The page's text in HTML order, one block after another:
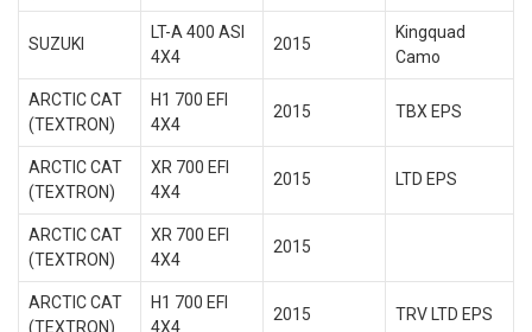
SUZUKI
LT-A 400 ASI
4X4
2015
Kingquad
Camo
ARCTIC CAT
(TEXTRON)
H1 700 EFI
4X4
2015 TBX EPS
ARCTIC CAT
(TEXTRON)
XR 700 EFI
4X4
2015 LTD EPS
ARCTIC CAT
(TEXTRON)
XR 700 EFI
4X4
2015
ARCTIC CAT
(TEXTRON)
H1 700 EFI
4X4
2015 TRV LTD EPS